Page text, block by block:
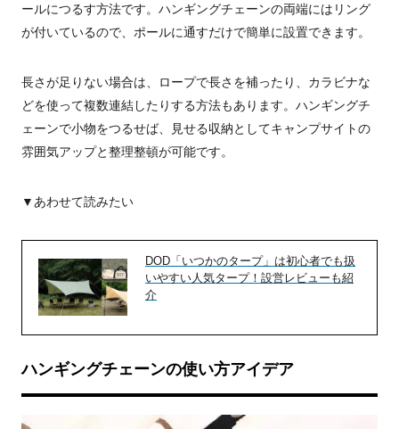
ールにつるす方法です。ハンギングチェーンの両端にはリング
が付いているので、ポールに通すだけで簡単に設置できます。
長さが足りない場合は、ロープで長さを補ったり、カラビナな
どを使って複数連結したりする方法もあります。ハンギングチ
ェーンで小物をつるせば、見せる収納としてキャンプサイトの
雰囲気アップと整理整頓が可能です。
▼あわせて読みたい
DOD「いつかのタープ」は初心者でも扱
いやすい人気タープ！設営レビューも紹
介
ハンギングチェーンの使い方アイデア